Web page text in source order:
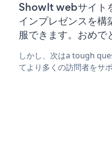
ShowIt webサイト
インプレゼンスを
服できます。おめで
しかし、次はa tough
てより多くの訪問者をサ